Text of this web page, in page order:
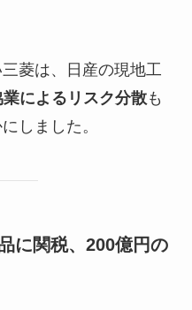
菱は、日産の現地工
業によるリスク分散も
しました。
に関税、200億円の